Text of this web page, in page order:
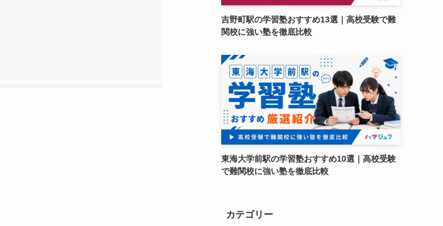
吉野町駅の学習塾おすすめ13選｜高校受験で難
関校に強い塾を徹底比較
東海大学前駅の学習塾おすすめ10選｜高校受験
で難関校に強い塾を徹底比較
カテゴリー